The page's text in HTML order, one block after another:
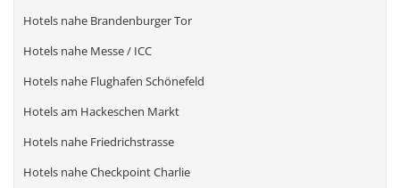
Hotels nahe Brandenburger Tor
Hotels nahe Messe / ICC
Hotels nahe Flughafen Schönefeld
Hotels am Hackeschen Markt
Hotels nahe Friedrichstrasse
Hotels nahe Checkpoint Charlie